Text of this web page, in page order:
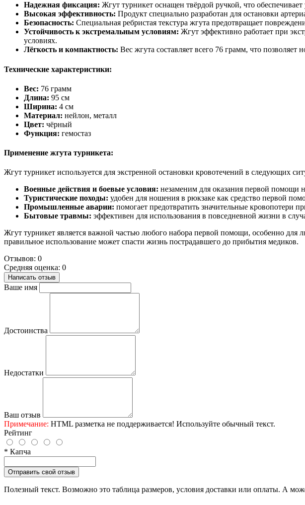
Надежная фиксация: Жгут турникет оснащен твёрдой ручкой, что
Высокая эффективность: Продукт специально разработан для остановки
Безопасность: Специальная ребристая текстура жгута предотвращает
Устойчивость к экстремальным условиям: Жгут эффективно работает при
условиях.
Лёгкость и компактность: Вес жгута составляет всего 76 грамм, что
Технические характеристики:
Вес: 76 грамм
Длина: 95 см
Ширина: 4 см
Материал: нейлон, металл
Цвет: чёрный
Функция: гемостаз
Применение жгута турникета:
Жгут турникет используется для экстренной остановки кровотечений в следующих
Военные действия и боевые условия: незаменим для оказания первой помощи
Туристические походы: удобен для ношения в рюкзаке как средство первой
Промышленные аварии: помогает предотвратить значительные кровопотери
Бытовые травмы: эффективен для использования в повседневной жизни в
Жгут турникет является важной частью любого набора первой помощи, особенно для
правильное использование может спасти жизнь пострадавшего до прибытия медиков.
Отзывов: 0
Средняя оценка: 0
Написать отзыв
Ваше имя
Достоинства
Недостатки
Ваш отзыв
Примечание: HTML разметка не поддерживается! Используйте обычный текст.
Рейтинг
* Капча
Отправить свой отзыв
Полезный текст. Возможно это таблица размеров, условия доставки или оплаты. А